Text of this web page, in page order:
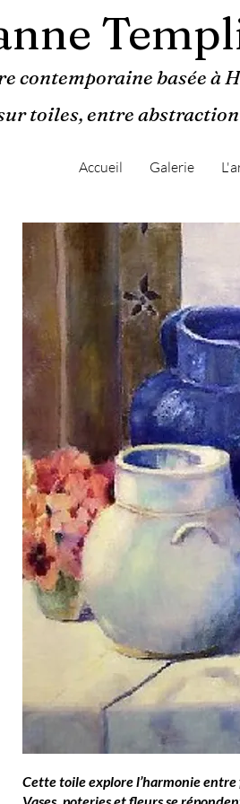
contemporaine basée à
toiles, entre
Accueil Galerie
Cette toile explore l’harmonie